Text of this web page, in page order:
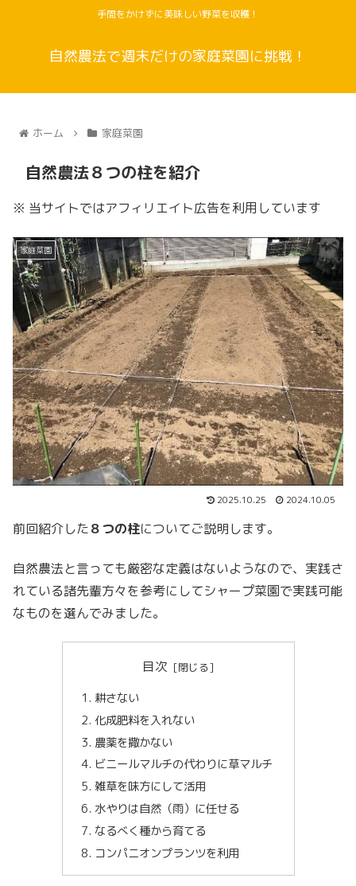
手間をかけずに美味しい野菜を収穫！
自然農法で週末だけの家庭菜園に挑戦！
ホーム 家庭菜園
自然農法８つの柱を紹介
※ 当サイトではアフィリエイト広告を利用しています
家庭菜園
2025.10.25 2024.10.05
前回紹介した８つの柱についてご説明します。
自然農法と言っても厳密な定義はないようなので、実践さ
れている諸先輩方々を参考にしてシャープ菜園で実践可能
なものを選んでみました。
目次
耕さない
化成肥料を入れない
農薬を撒かない
ビニールマルチの代わりに草マルチ
雑草を味方にして活用
水やりは自然（雨）に任せる
なるべく種から育てる
コンパニオンプランツを利用